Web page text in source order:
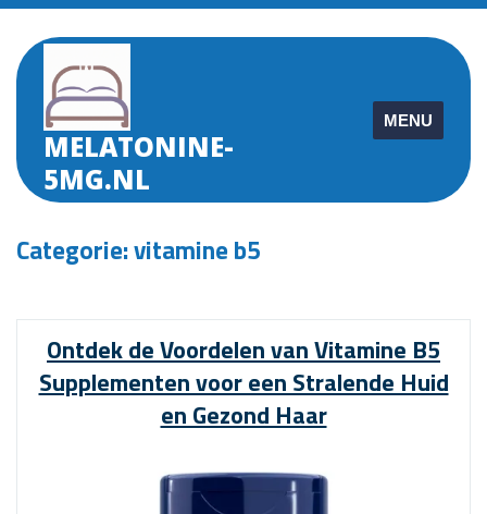
Skip
content
MELATONINE-
5MG.NL
MENU
Categorie:vitamine b5
Ontdek de Voordelen van Vitamine B5
Supplementen voor een Stralende Huid
en Gezond Haar